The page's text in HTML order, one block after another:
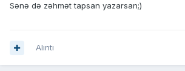
Sənə də zəhmət tapsan yazarsan;)
Alıntı